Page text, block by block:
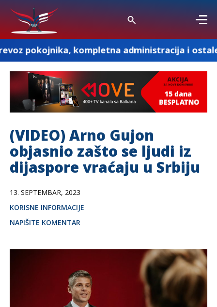
kompletna administracija i ostale pogrebne
(VIDEO) Arno Gujon
objasnio zašto se ljudi iz
dijaspore vraćaju u Srbiju
13. SEPTEMBAR, 2023
KORISNE INFORMACIJE
NAPIŠITE KOMENTAR